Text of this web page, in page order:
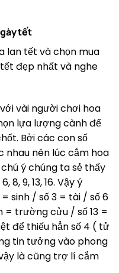
tết
lan tết và chọn mua
đẹp nhất và nghe
vài người chơi hoa
lựa lượng cành để
Bởi các con số
nhau nên lúc cắm hoa
ý chúng ta sẻ thấy
8, 9, 13, 16. Vậy ý
sinh / số 3 = tài / số 6
trường cửu / số 13 =
để thiếu hẳn số 4 ( tử
tin tưởng vào phong
là cũng trợ lí cắm